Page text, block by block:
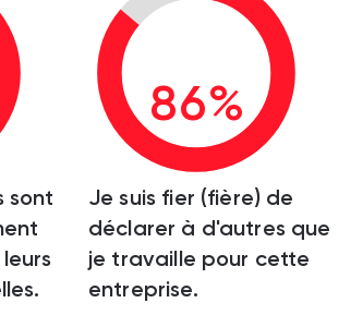
sont
86%
Je suis fier (fière) de
déclarer à d'autres que
je travaille pour cette
entreprise.